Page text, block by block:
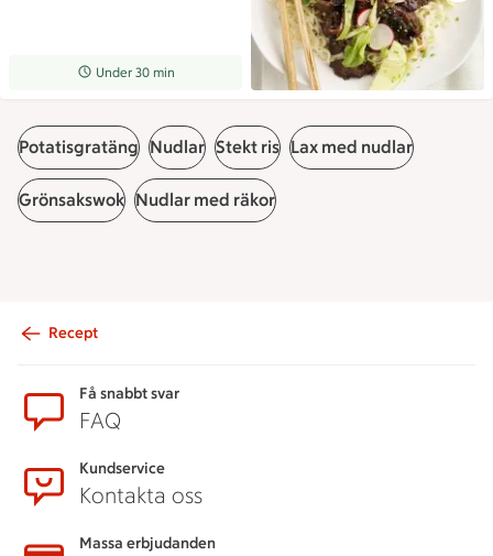
Receptet tar Under 30 min att tillaga
Under 30 min
Potatisgratäng Nudlar Stekt ris Lax med nudlar
Grönsakswok Nudlar med räkor
Recept
Få snabbt svar
FAQ
Kundservice
Kontakta oss
Massa erbjudanden